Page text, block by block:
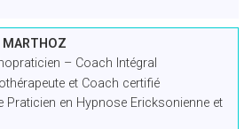
– Coach Intégral
et Coach certifié
Praticien en Hypnose Ericksonienne et